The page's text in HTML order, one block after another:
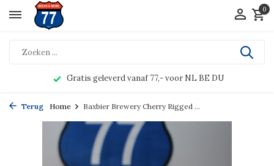
0
Gratis geleverd vanaf 77,- voor NL BE DU
Terug Home Baxbier Brewery Cherry Rigged ...